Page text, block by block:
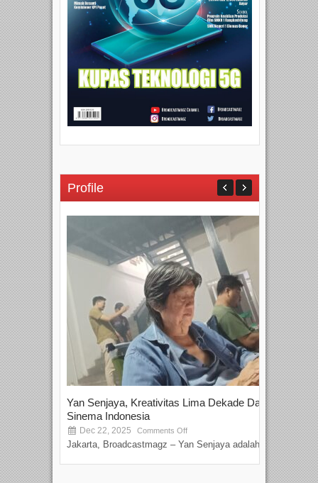
Profile
Yan Senjaya, Kreativitas Lima Dekade Dalam
Sinema Indonesia
Dec 22, 2025 Comments Off
Jakarta, Broadcastmagz – Yan Senjaya adalah...